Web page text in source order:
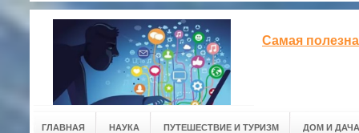
Самая
ГЛАВНАЯ НАУКА ПУТЕШЕСТВИЕ И ТУРИЗМ ДОМ И ДАЧА